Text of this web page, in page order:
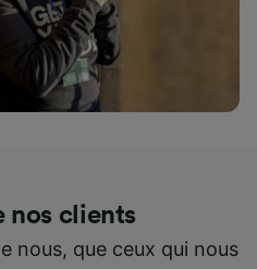
nos clients
nous, que ceux qui nous